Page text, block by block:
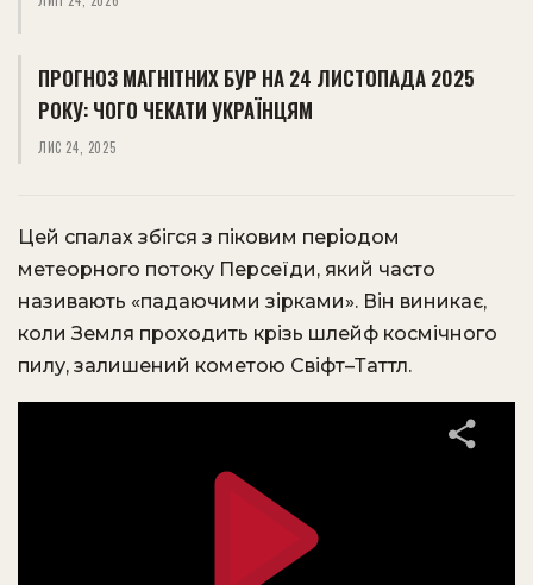
ПРОГНОЗ МАГНІТНИХ БУР НА 24 ЛИСТОПАДА 2025
РОКУ: ЧОГО ЧЕКАТИ УКРАЇНЦЯМ
ЛИС 24, 2025
Цей спалах збігся з піковим періодом
метеорного потоку Персеїди, який часто
називають «падаючими зірками». Він виникає,
коли Земля проходить крізь шлейф космічного
пилу, залишений кометою Свіфт–Таттл.